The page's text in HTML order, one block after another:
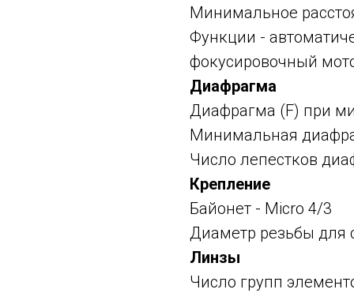
Минимальное
Функции -
фокусировочный
Диафрагма
Диафрагма (F) при
Минимальная
Число лепестков
Крепление
Байонет - Micro 4/3
Диаметр резьбы для
Линзы
Число групп